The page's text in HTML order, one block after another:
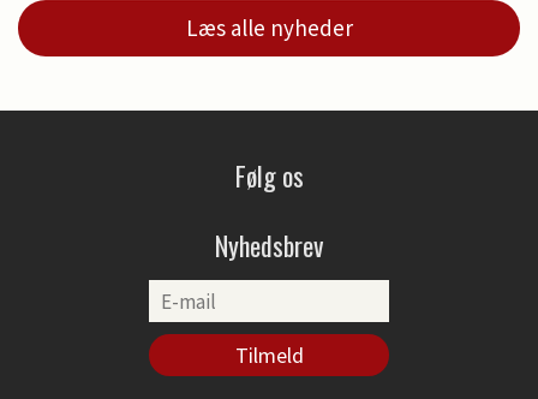
Læs alle nyheder
Følg os
Nyhedsbrev